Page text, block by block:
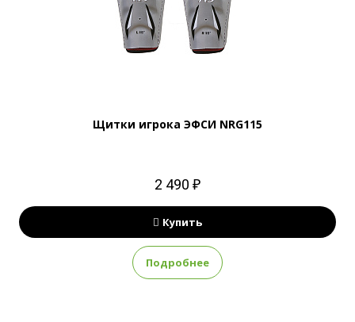
Щитки игрока ЭФСИ NRG115
2 490 ₽
Купить
Подробнее